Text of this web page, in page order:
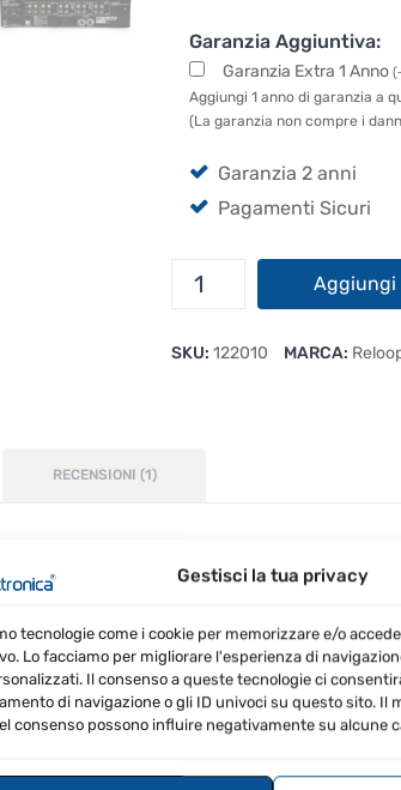
Gestisci la tua privacy
tecnologie come i cookie per memorizzare e/o
Lo facciamo per migliorare l'esperienza di
Il consenso a queste tecnologie ci
di navigazione o gli ID univoci su questo sito. Il
consenso possono influire negativamente su alcune
Garanzia Aggiuntiva:
Garanzia Extra 1 Anno (
Aggiungi 1 anno di garanzia a
(La garanzia non compre i
Garanzia 2 anni
Pagamenti Sicuri
Reloop
Digital
Aggiungi
SKU: 122010 MARCA:
RECENSIONI (1)
alte prestazioni progettato per DJ
di mixaggio avanzata.